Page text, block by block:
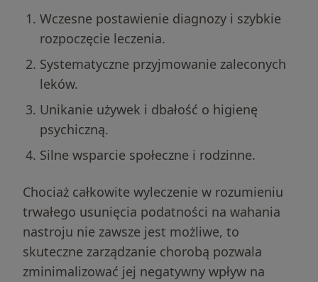
Wczesne postawienie diagnozy i szybkie
rozpoczęcie leczenia.
Systematyczne przyjmowanie zaleconych
leków.
Unikanie używek i dbałość o higienę
psychiczną.
Silne wsparcie społeczne i rodzinne.
Chociaż całkowite wyleczenie w rozumieniu
trwałego usunięcia podatności na wahania
nastroju nie zawsze jest możliwe, to
skuteczne zarządzanie chorobą pozwala
zminimalizować jej negatywny wpływ na